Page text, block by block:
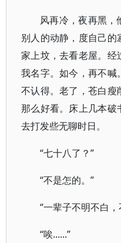
风再冷，夜再黑
别人的动静，度自己
家上坟，去看老屋。
我名字。如今，再不
不认得。老了，苍白瘦
那么好看。床上几本
去打发些无聊时日。
“七十八了？”
“不是怎的。”
“一辈子不明不白
“唉......”